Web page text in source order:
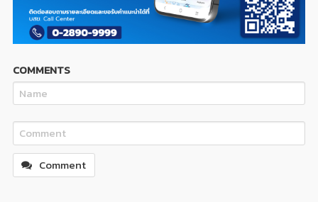
COMMENTS
Comment